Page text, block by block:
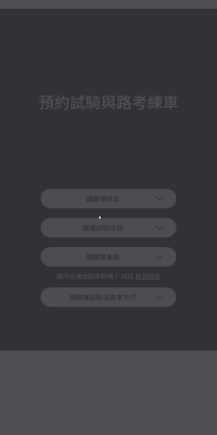
請選擇地區
選擇試騎地點
請選擇車款
選不出適合的車款嗎？ 試試 幫我選車
請選擇試騎或賞車方式
預約試騎與路考練車